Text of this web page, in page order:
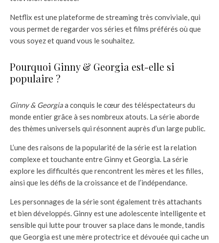
Netflix est une plateforme de streaming très conviviale, qui
vous permet de regarder vos séries et films préférés où que
vous soyez et quand vous le souhaitez.
Pourquoi Ginny & Georgia est-elle si
populaire ?
Ginny & Georgiaa conquis le cœur des téléspectateurs du
monde entier grâce à ses nombreux atouts. La série aborde
des thèmes universels qui résonnent auprès d’un large public.
L’une des raisons de la popularité de la série est la relation
complexe et touchante entre Ginny et Georgia. La série
explore les difficultés que rencontrent les mères et les filles,
ainsi que les défis de la croissance et de l’indépendance.
Les personnages de la série sont également très attachants
et bien développés. Ginny est une adolescente intelligente et
sensible qui lutte pour trouver sa place dans le monde, tandis
que Georgia est une mère protectrice et dévouée qui cache un